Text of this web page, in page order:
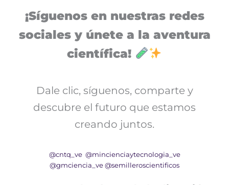
¡Síguenos en nuestras redes
sociales y únete a la aventura
científica!
Dale clic, síguenos, comparte y
descubre el futuro que estamos
creando juntos.
@cntq_ve @mincienciaytecnologia_ve
@gmciencia_ve @semilleroscientificos